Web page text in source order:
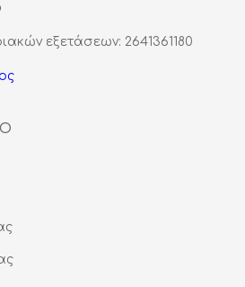
εξετάσεων: 2641361180